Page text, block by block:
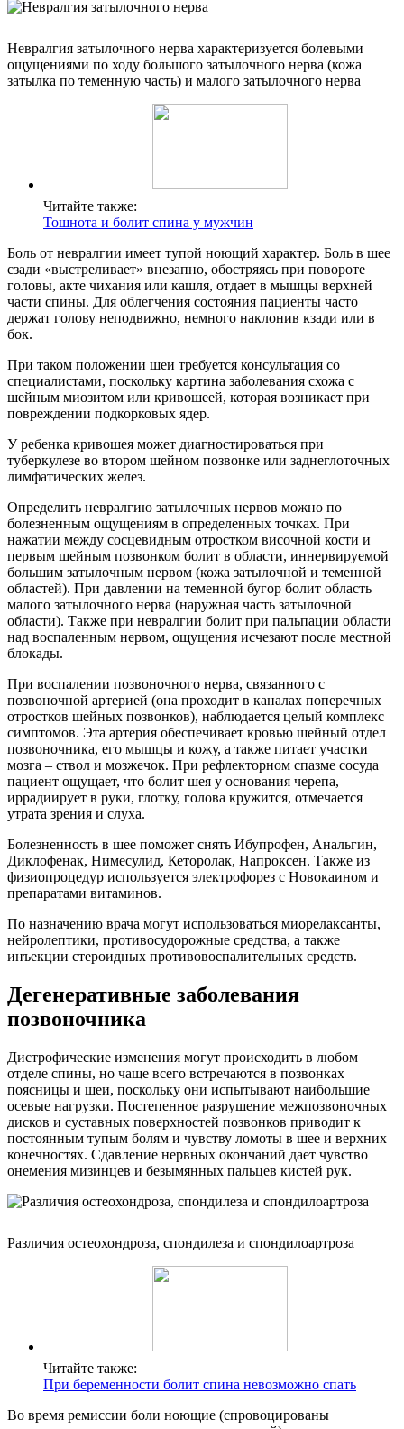
Невралгия затылочного нерва характеризуется болевыми
ощущениями по ходу большого затылочного нерва (кожа
затылка по теменную часть) и малого затылочного нерва
Читайте также:
Тошнота и болит спина у мужчин
Боль от невралгии имеет тупой ноющий характер. Боль в шее
сзади «выстреливает» внезапно, обостряясь при повороте
головы, акте чихания или кашля, отдает в мышцы верхней
части спины. Для облегчения состояния пациенты часто
держат голову неподвижно, немного наклонив кзади или в
бок.
При таком положении шеи требуется консультация со
специалистами, поскольку картина заболевания схожа с
шейным миозитом или кривошеей, которая возникает при
повреждении подкорковых ядер.
У ребенка кривошея может диагностироваться при
туберкулезе во втором шейном позвонке или заднеглоточных
лимфатических желез.
Определить невралгию затылочных нервов можно по
болезненным ощущениям в определенных точках. При
нажатии между сосцевидным отростком височной кости и
первым шейным позвонком болит в области, иннервируемой
большим затылочным нервом (кожа затылочной и теменной
областей). При давлении на теменной бугор болит область
малого затылочного нерва (наружная часть затылочной
области). Также при невралгии болит при пальпации области
над воспаленным нервом, ощущения исчезают после местной
блокады.
При воспалении позвоночного нерва, связанного с
позвоночной артерией (она проходит в каналах поперечных
отростков шейных позвонков), наблюдается целый комплекс
симптомов. Эта артерия обеспечивает кровью шейный отдел
позвоночника, его мышцы и кожу, а также питает участки
мозга – ствол и мозжечок. При рефлекторном спазме сосуда
пациент ощущает, что болит шея у основания черепа,
иррадиирует в руки, глотку, голова кружится, отмечается
утрата зрения и слуха.
Болезненность в шее поможет снять Ибупрофен, Анальгин,
Диклофенак, Нимесулид, Кеторолак, Напроксен. Также из
физиопроцедур используется электрофорез с Новокаином и
препаратами витаминов.
По назначению врача могут использоваться миорелаксанты,
нейролептики, противосудорожные средства, а также
инъекции стероидных противовоспалительных средств.
Дегенеративные заболевания
позвоночника
Дистрофические изменения могут происходить в любом
отделе спины, но чаще всего встречаются в позвонках
поясницы и шеи, поскольку они испытывают наибольшие
осевые нагрузки. Постепенное разрушение межпозвоночных
дисков и суставных поверхностей позвонков приводит к
постоянным тупым болям и чувству ломоты в шее и верхних
конечностях. Сдавление нервных окончаний дает чувство
онемения мизинцев и безымянных пальцев кистей рук.
Различия остеохондроза, спондилеза и спондилоартроза
Читайте также:
При беременности болит спина невозможно спать
Во время ремиссии боли ноющие (спровоцированы